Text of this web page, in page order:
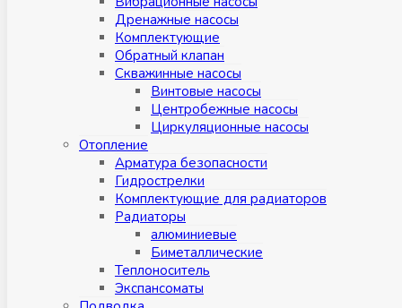
Дренажные насосы
Комплектующие
Обратный клапан
Скважинные насосы
Винтовые насосы
Центробежные насосы
Циркуляционные насосы
Отопление
Арматура безопасности
Гидрострелки
Комплектующие для радиаторов
Радиаторы
алюминиевые
Биметаллические
Теплоноситель
Экспансоматы